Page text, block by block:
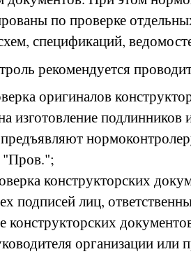
по проверке
спецификаций,
рекомендуется
оригиналов
изготовление
"Пров.";
конструкторских
подписей лиц,
конструкторских
организации или